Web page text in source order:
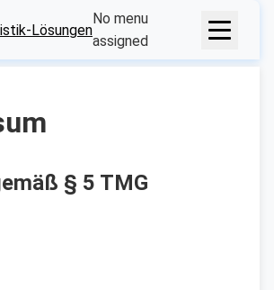
Lösungen
No menu
assigned
§ 5 TMG